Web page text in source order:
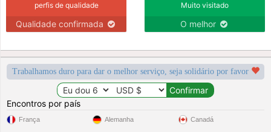
perfis de qualidade
Qualidade confirmada
Muito visitado
O melhor
Trabalhamos duro para dar o melhor serviço, seja solidário por favor
Encontros por país
França Alemanha Canadá